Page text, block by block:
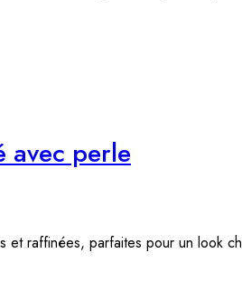
avec perle
et raffinées, parfaites pour un look